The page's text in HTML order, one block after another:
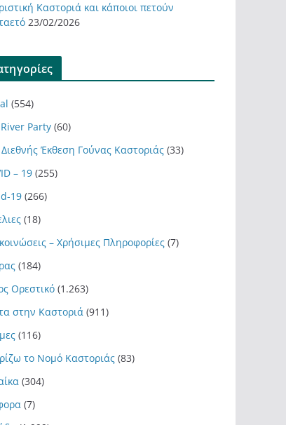
Καστοριά και κάποιοι πετούν
23/02/2026
(554)
Party (60)
Έκθεση Γούνας Καστοριάς (33)
– 19 (255)
19 (266)
(18)
– Χρήσιμες Πληροφορίες (7)
(184)
Ορεστικό (1.263)
στην Καστοριά (911)
(116)
το Νομό Καστοριάς (83)
(304)
(7)